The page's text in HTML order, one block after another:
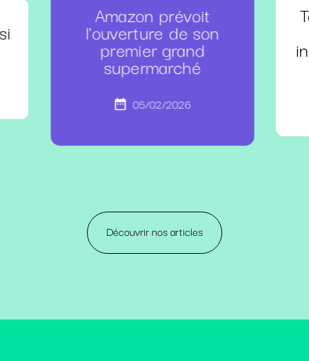
Amazon prévoit
l'ouverture de son
premier grand
supermarché
05/02/2026
Découvrir nos articles